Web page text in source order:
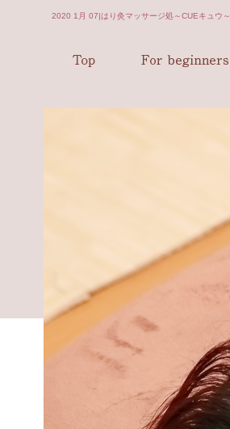
2020 1月 07|はり灸マッサージ処～CUEキュウ～